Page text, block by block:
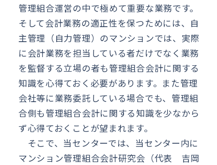
管理組合運営の中で極めて重要な業務です。
そして会計業務の適正性を保つためには、自
主管理（自力管理）のマンションでは、実際
に会計業務を担当している者だけでなく業務
を監督する立場の者も管理組合会計に関する
知識を心得ておく必要があります。また管理
会社等に業務委託している場合でも、管理組
合側も管理組合会計に関する知識を少なから
ず心得ておくことが望まれます。
そこで、当センターでは、当センター内に
マンション管理組合会計研究会（代表 吉岡